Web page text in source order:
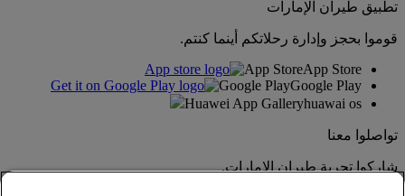
تطبيق طيران الإمارات
قوموا بحجز وإدارة رحلاتكم أينما كنتم.
App StoreApp Store
Google PlayGoogle Play
Huawei App Galleryhuawai os
تواصلوا معنا
شاركوا تجربة طيران الإمارات.